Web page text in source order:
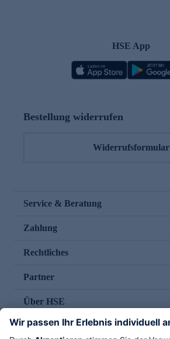
HSE App
Bestellung widerrufen
Widerrufsformular
Service & Beratung
Zahlung
Rechtliches
Partner
Über HSE
Im TV